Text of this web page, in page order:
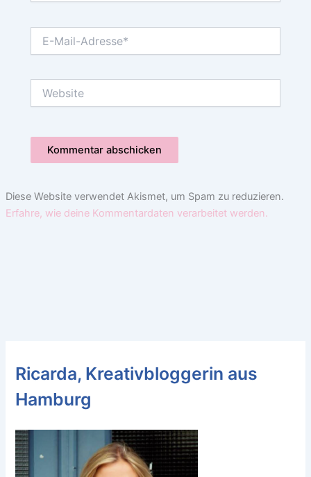
Mail-
Diese Website verwendet Akismet, um Spam zu reduzieren.
Erfahre, wie deine Kommentardaten verarbeitet werden.
Ricarda, Kreativbloggerin aus
Hamburg